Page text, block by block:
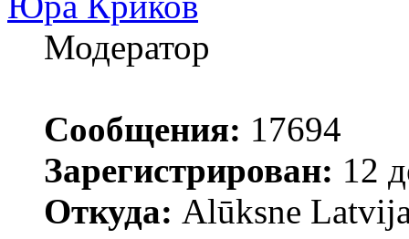
Модератор
Сообщения: 17694
Зарегистрирован: 12
Откуда: Alūksne